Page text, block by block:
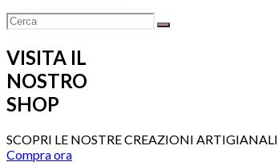
VISITA IL
NOSTRO
SHOP
SCOPRI LE NOSTRE CREAZIONI ARTIGIANALI
Compra ora